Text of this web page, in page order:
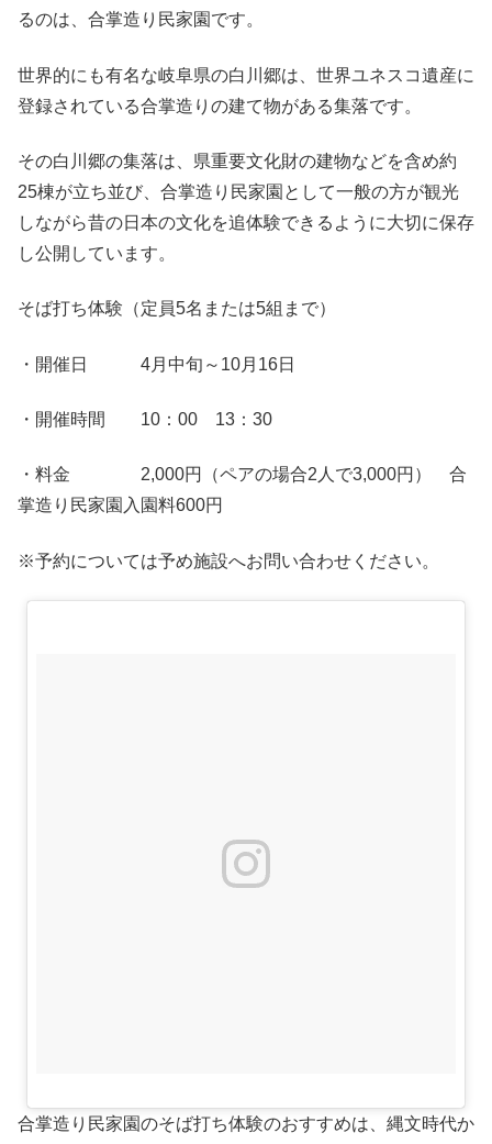
るのは、合掌造り民家園です。
世界的にも有名な岐阜県の白川郷は、世界ユネスコ遺産に
登録されている合掌造りの建て物がある集落です。
その白川郷の集落は、県重要文化財の建物などを含め約
25棟が立ち並び、合掌造り民家園として一般の方が観光
しながら昔の日本の文化を追体験できるように大切に保存
し公開しています。
そば打ち体験（定員5名または5組まで）
・開催日 4月中旬～10月16日
・開催時間 10：00 13：30
・料金 2,000円（ペアの場合2人で3,000円） 合
掌造り民家園入園料600円
※予約については予め施設へお問い合わせください。
合掌造り民家園のそば打ち体験のおすすめは、縄文時代か